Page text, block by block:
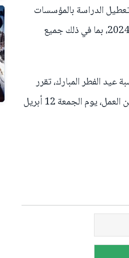
تعطيل الدراسة بالمؤسسات
التابعة لها، بصفة استثنائية، عن العمل، يوم السبت 13 أبريل 2024، بما في ذلك جميع
عيد الفطر المبارك، تقرر
تعطيل إدارات الدولة والجماعات الترابية، بصفة استثنائية عن العمل، يوم الجمعة 12 أبريل